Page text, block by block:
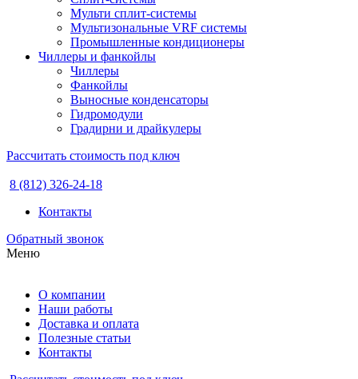
Мульти сплит-системы
Мультизональные VRF системы
Промышленные кондиционеры
Чиллеры и фанкойлы
Чиллеры
Фанкойлы
Выносные конденсаторы
Гидромодули
Градирни и драйкулеры
Рассчитать стоимость под ключ
8 (812) 326-24-18
Контакты
Обратный звонок
Меню
О компании
Наши работы
Доставка и оплата
Полезные статьи
Контакты